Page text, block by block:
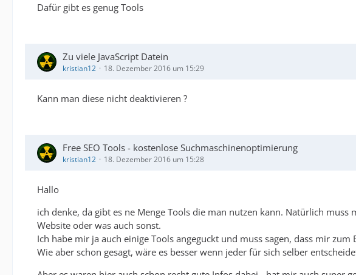
Dafür gibt es genug Tools
Zu viele JavaScript Datein
kristian12 18. Dezember 2016 um 15:29
Kann man diese nicht deaktivieren ?
Free SEO Tools - kostenlose Suchmaschinenoptimierung
kristian12 18. Dezember 2016 um 15:28
Hallo
ich denke, da gibt es ne Menge Tools die man nutzen kann. Natürlich
Website oder was auch sonst.
Ich habe mir ja auch einige Tools angeguckt und muss sagen, dass mir zum
Wie aber schon gesagt, wäre es besser wenn jeder für sich selber